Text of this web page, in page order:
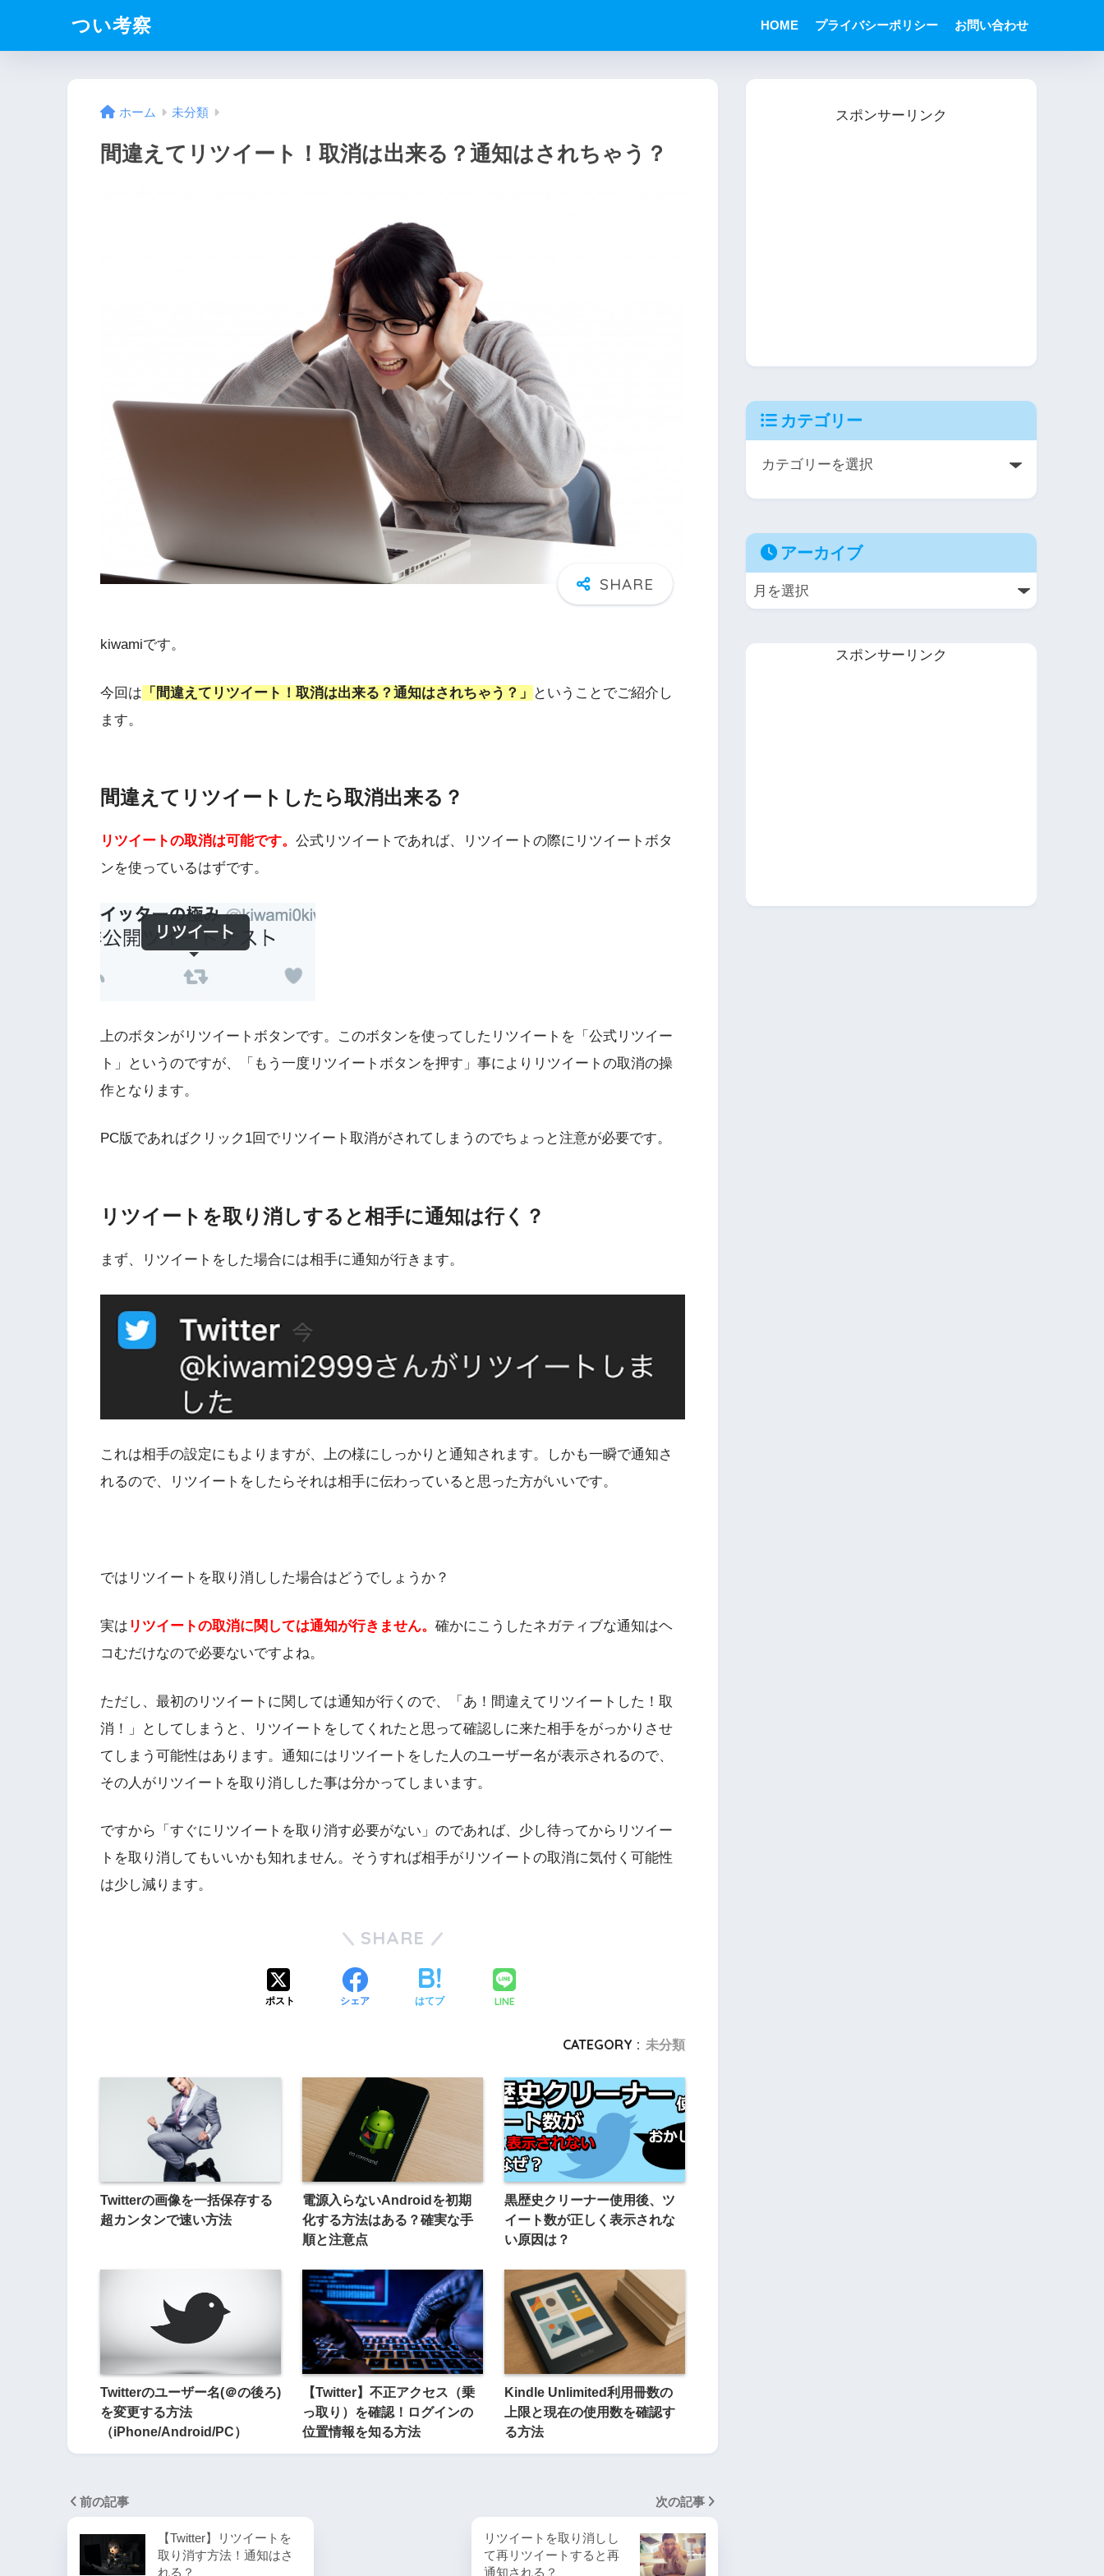
つい考察 HOME プライバシーポリシー お問い合わせ
ホーム 未分類
間違えてリツイート！取消は出来る？通知はされちゃう？
kiwamiです。
今回は 「間違えてリツイート！取消は出来る？通知はされちゃう？」
ということでご紹介し
ます。
間違えてリツイートしたら取消出来る？
リツイートの取消は可能です。 公式リツイートであれば、リツイートの際にリツイートボタ
ンを使っているはずです。
上のボタンがリツイートボタンです。このボタンを使ってしたリツイートを「公式リツイー
ト」というのですが、「もう一度リツイートボタンを押す」事によりリツイートの取消の操
作となります。
PC版であればクリック1回でリツイート取消がされてしまうのでちょっと注意が必要です。
リツイートを取り消しすると相手に通知は行く？
まず、リツイートをした場合には相手に通知が行きます。
これは相手の設定にもよりますが、上の様にしっかりと通知されます。しかも一瞬で通知さ
れるので、リツイートをしたらそれは相手に伝わっていると思った方がいいです。
ではリツイートを取り消しした場合はどうでしょうか？
実は リツイートの取消に関しては通知が行きません。 確かにこうしたネガティブな通知はヘ
コむだけなので必要ないですよね。
ただし、最初のリツイートに関しては通知が行くので、「あ！間違えてリツイートした！取
消！」としてしまうと、リツイートをしてくれたと思って確認しに来た相手をがっかりさせ
てしまう可能性はあります。通知にはリツイートをした人のユーザー名が表示されるので、
その人がリツイートを取り消しした事は分かってしまいます。
ですから「すぐにリツイートを取り消す必要がない」のであれば、少し待ってからリツイー
トを取り消してもいいかも知れません。そうすれば相手がリツイートの取消に気付く可能性
は少し減ります。
SHARE
ポスト シェア はてブ LINE
CATEGORY : 未分類
Twitterの画像を一括保存する
超カンタンで速い方法
電源入らないAndroidを初期
化する方法はある？確実な手
順と注意点
黒歴史クリーナー使用後、ツ
イート数が正しく表示されな
い原因は？
Twitterのユーザー名(＠の後ろ)
を変更する方法
（iPhone/Android/PC）
【Twitter】不正アクセス（乗
っ取り）を確認！ログインの
位置情報を知る方法
Kindle Unlimited利用冊数の
上限と現在の使用数を確認す
る方法
前の記事
【Twitter】リツイートを
取り消す方法！通知はさ
れる？
次の記事
リツイートを取り消しし
て再リツイートすると再
通知される？
スポンサーリンク
カテゴリー
アーカイブ
スポンサーリンク